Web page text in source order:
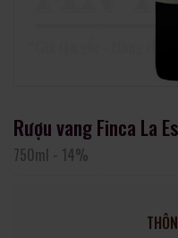
Rượu vang Finca La
750ml - 14%